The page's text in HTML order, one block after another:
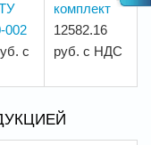
002
с
комплект
12582.16
руб. с НДС